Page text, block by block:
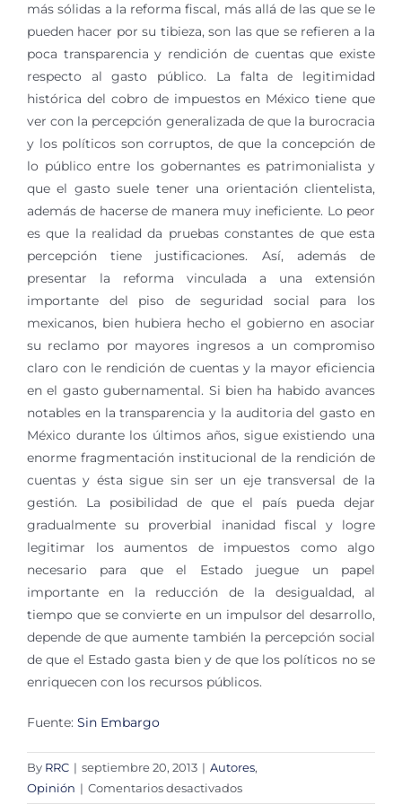
más sólidas a la reforma fiscal, más allá de las que se le
pueden hacer por su tibieza, son las que se refieren a la
poca transparencia y rendición de cuentas que existe
respecto al gasto público. La falta de legitimidad
histórica del cobro de impuestos en México tiene que
ver con la percepción generalizada de que la burocracia
y los políticos son corruptos, de que la concepción de
lo público entre los gobernantes es patrimonialista y
que el gasto suele tener una orientación clientelista,
además de hacerse de manera muy ineficiente. Lo peor
es que la realidad da pruebas constantes de que esta
percepción tiene justificaciones. Así, además de
presentar la reforma vinculada a una extensión
importante del piso de seguridad social para los
mexicanos, bien hubiera hecho el gobierno en asociar
su reclamo por mayores ingresos a un compromiso
claro con le rendición de cuentas y la mayor eficiencia
en el gasto gubernamental. Si bien ha habido avances
notables en la transparencia y la auditoria del gasto en
México durante los últimos años, sigue existiendo una
enorme fragmentación institucional de la rendición de
cuentas y ésta sigue sin ser un eje transversal de la
gestión. La posibilidad de que el país pueda dejar
gradualmente su proverbial inanidad fiscal y logre
legitimar los aumentos de impuestos como algo
necesario para que el Estado juegue un papel
importante en la reducción de la desigualdad, al
tiempo que se convierte en un impulsor del desarrollo,
depende de que aumente también la percepción social
de que el Estado gasta bien y de que los políticos no se
enriquecen con los recursos públicos.
Fuente: Sin Embargo
By RRC | septiembre 20, 2013 | Autores,
Opinión | Comentarios desactivadosen